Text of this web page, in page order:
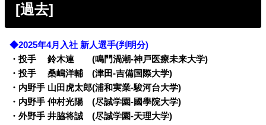
[過去]
◆2025年4月入社 新人選手(判明分)
・投手 鈴木連 (鳴門渦潮-神戸医療未来大学)
・投手 桑嶋洋輔 (津田-吉備国際大学)
・内野手 山田虎太郎(浦和実業-駿河台大学)
・内野手 仲村光陽 (尽誠学園-國學院大学)
・外野手 井脇将誠 (尽誠学園-天理大学)